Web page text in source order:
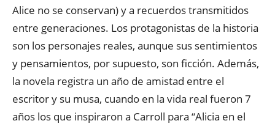
Alice no se conservan) y a recuerdos transmitidos
entre generaciones. Los protagonistas de la historia
son los personajes reales, aunque sus sentimientos
y pensamientos, por supuesto, son ficción. Además,
la novela registra un año de amistad entre el
escritor y su musa, cuando en la vida real fueron 7
años los que inspiraron a Carroll para “Alicia en el